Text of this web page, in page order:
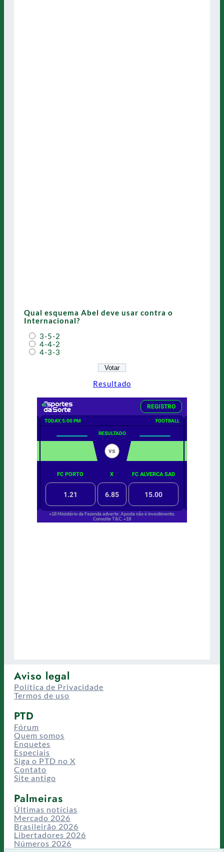
Qual esquema Abel deve usar contra o
Internacional?
3-5-2
4-4-2
4-3-3
Resultado
Aviso legal
Política de Privacidade
Termos de uso
PTD
Fórum
Quem somos
Enquetes
Especiais
Siga o PTD no X
Contato
Site antigo
Palmeiras
Últimas notícias
Mercado 2026
Brasileirão 2026
Libertadores 2026
Números 2026